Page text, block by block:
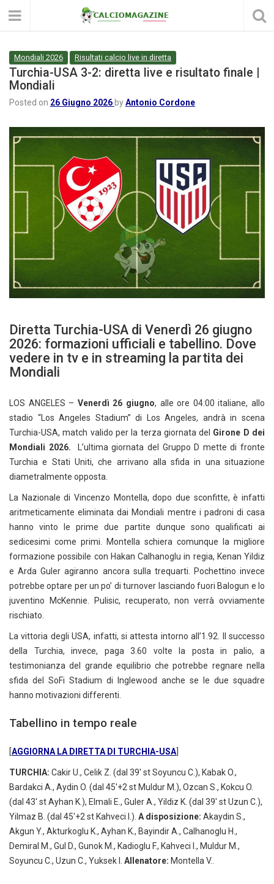
Mondiali 2026 Risultati calcio live in diretta
Turchia-USA 3-2: diretta live e risultato finale |
Mondiali
Posted on 26 Giugno 2026 byAntonio Cordone
Diretta Turchia-USA di Venerdì 26 giugno
2026: formazioni ufficiali e tabellino. Dove
vedere in tv e in streaming la partita dei
Mondiali
LOS ANGELES – Venerdì 26 giugno, alle ore 04:00 italiane, allo
stadio “Los Angeles Stadium” di Los Angeles, andrà in scena
Turchia-USA, match valido per la terza giornata del Girone D dei
Mondiali 2026.
L’ultima giornata del Gruppo D mette di fronte
Turchia e Stati Uniti, che arrivano alla sfida in una situazione
diametralmente opposta.
La Nazionale di Vincenzo Montella, dopo due sconfitte, è infatti
aritmeticamente eliminata dai Mondiali mentre i padroni di casa
hanno vinto le prime due partite dunque sono qualificati ai
sedicesimi come primi. Montella schiera comunque la migliore
formazione possibile con Hakan Calhanoglu in regia, Kenan Yildiz
e Arda Guler agiranno ancora sulla trequarti. Pochettino invece
potrebbe optare per un po’ di turnover lasciando fuori Balogun e lo
juventino McKennie. Pulisic, recuperato, non verrà ovviamente
rischiato.
La vittoria degli USA, infatti, si attesta intorno all’1.92. Il successo
della Turchia, invece, paga 3.60 volte la posta in palio, a
testimonianza del grande equilibrio che potrebbe regnare nella
sfida del SoFi Stadium di Inglewood anche se le due squadre
hanno motivazioni differenti.
Tabellino in tempo reale
[AGGIORNA LA DIRETTA DI TURCHIA-USA
TURCHIA: Cakir U., Celik Z. (dal 39' st Soyuncu C.), Kabak O.,
Bardakci A., Aydin O. (dal 45'+2 st Muldur M.), Ozcan S., Kokcu O.
(dal 43' st Ayhan K.), Elmali E., Guler A., Yildiz K. (dal 39' st Uzun C.),
Yilmaz B. (dal 45'+2 st Kahveci I.). A disposizione: Akaydin S.,
Akgun Y., Akturkoglu K., Ayhan K., Bayindir A., Calhanoglu H.,
Demiral M., Gul D., Gunok M., Kadioglu F., Kahveci I., Muldur M.,
Soyuncu C., Uzun C., Yuksek I. Allenatore: Montella V..